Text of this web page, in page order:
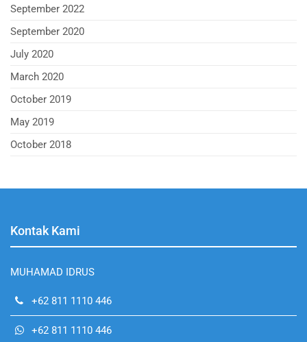
September 2022
September 2020
July 2020
March 2020
October 2019
May 2019
October 2018
Kontak Kami
MUHAMAD IDRUS
+62 811 1110 446
+62 811 1110 446